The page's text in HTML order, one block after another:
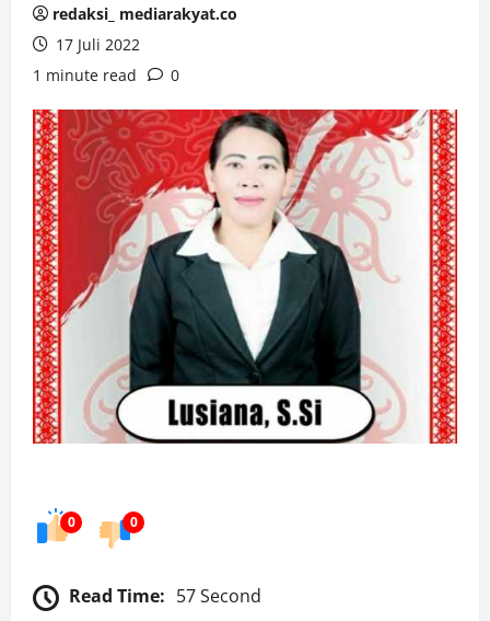
redaksi_ mediarakyat.co
17 Juli 2022
1 minute read
0
0 0
Read Time: 57 Second